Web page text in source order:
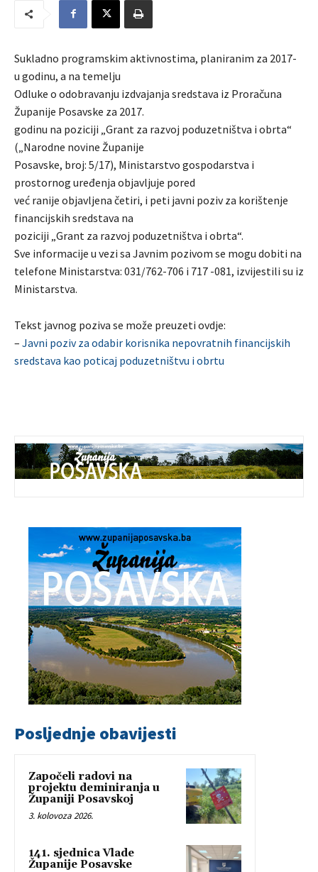
Sukladno programskim aktivnostima, planiranim za 2017-
u godinu, a na temelju
Odluke o odobravanju izdvajanja sredstava iz Proračuna
Županije Posavske za 2017.
godinu na poziciji „Grant za razvoj poduzetništva i obrta“
(„Narodne novine Županije
Posavske, broj: 5/17), Ministarstvo gospodarstva i
prostornog uređenja objavljuje pored
već ranije objavljena četiri, i peti javni poziv za korištenje
financijskih sredstava na
poziciji „Grant za razvoj poduzetništva i obrta“.
Sve informacije u vezi sa Javnim pozivom se mogu dobiti na
telefone Ministarstva: 031/762-706 i 717 -081, izvijestili su iz
Ministarstva.
Tekst javnog poziva se može preuzeti ovdje:
– Javni poziv za odabir korisnika nepovratnih financijskih
sredstava kao poticaj poduzetništvu i obrtu
Posljednje obavijesti
Započeli radovi na
projektu deminiranja u
Županiji Posavskoj
3. kolovoza 2026.
141. sjednica Vlade
Županije Posavske